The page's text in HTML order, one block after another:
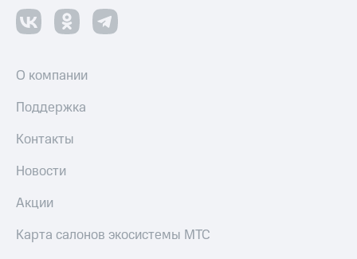
О компании
Поддержка
Контакты
Новости
Акции
Карта салонов экосистемы МТС